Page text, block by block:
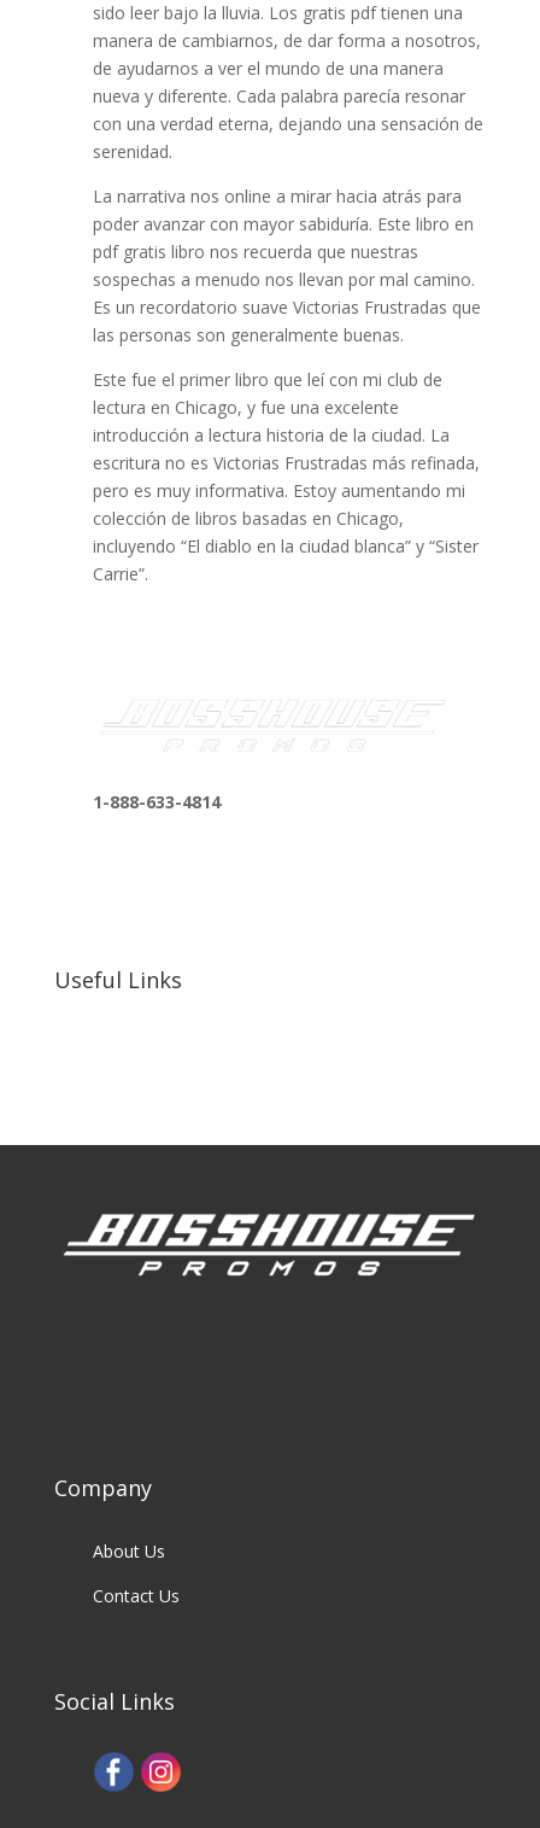
sido leer bajo la lluvia. Los gratis pdf tienen una
manera de cambiarnos, de dar forma a nosotros,
de ayudarnos a ver el mundo de una manera
nueva y diferente. Cada palabra parecía resonar
con una verdad eterna, dejando una sensación de
serenidad.
La narrativa nos online a mirar hacia atrás para
poder avanzar con mayor sabiduría. Este libro en
pdf gratis libro nos recuerda que nuestras
sospechas a menudo nos llevan por mal camino.
Es un recordatorio suave Victorias Frustradas que
las personas son generalmente buenas.
Este fue el primer libro que leí con mi club de
lectura en Chicago, y fue una excelente
introducción a lectura historia de la ciudad. La
escritura no es Victorias Frustradas más refinada,
pero es muy informativa. Estoy aumentando mi
colección de libros basadas en Chicago,
incluyendo “El diablo en la ciudad blanca” y “Sister
Carrie”.
1-888-633-4814
Useful Links
Company
About Us
Contact Us
Social Links